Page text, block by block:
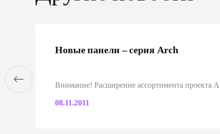
Новые панели – серия Arch
Внимание! Расширение ассортимента
08.11.2011